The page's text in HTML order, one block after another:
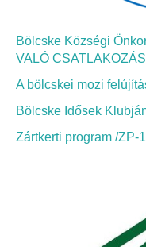
Bölcskei
HIVATAL
Szervezeti
Dokumentumok
Bölcske Községi
VALÓ
A bölcskei mozi
Bölcske Idősek
Zártkerti program /ZP-